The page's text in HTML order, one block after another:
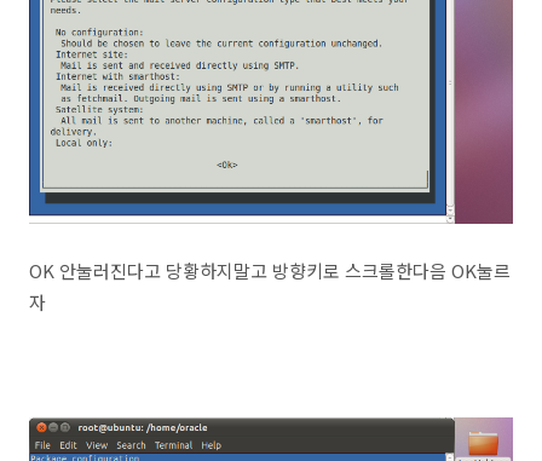
OK 안눌러진다고 당황하지말고 방향키로 스크롤한다음 OK눌르
자